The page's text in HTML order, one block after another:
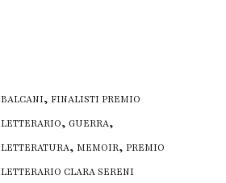
BALCANI, FINALISTI PREMIO
LETTERARIO, GUERRA,
LETTERATURA, MEMOIR, PREMIO
LETTERARIO CLARA SERENI